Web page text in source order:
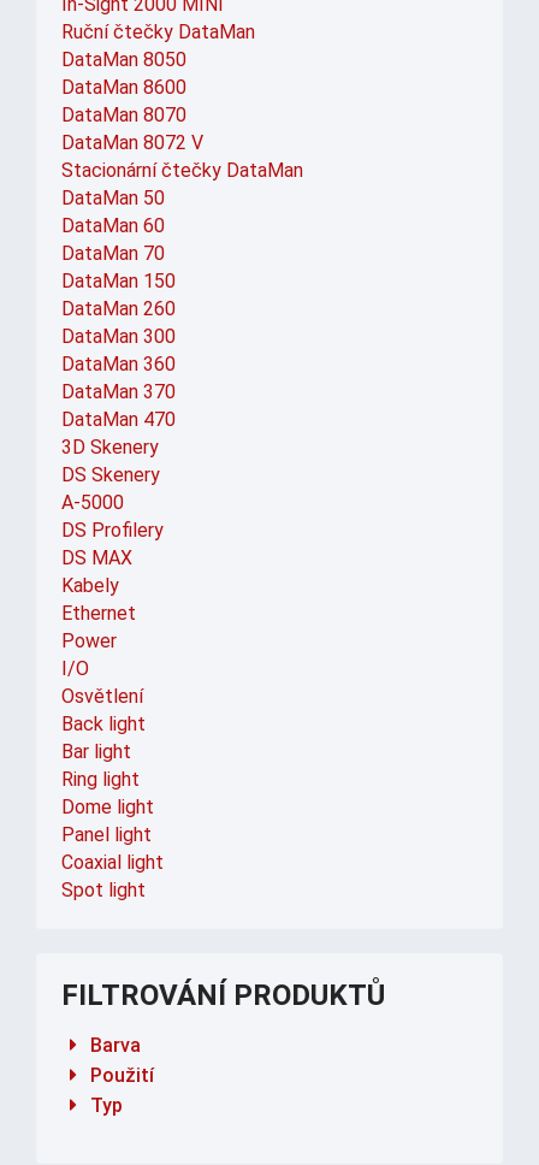
Ruční čtečky DataMan
DataMan 8050
DataMan 8600
DataMan 8070
DataMan 8072 V
Stacionární čtečky DataMan
DataMan 50
DataMan 60
DataMan 70
DataMan 150
DataMan 260
DataMan 300
DataMan 360
DataMan 370
DataMan 470
3D Skenery
DS Skenery
A-5000
DS Profilery
DS MAX
Kabely
Ethernet
Power
I/O
Osvětlení
Back light
Bar light
Ring light
Dome light
Panel light
Coaxial light
Spot light
FILTROVÁNÍ PRODUKTŮ
Barva
Použití
Typ